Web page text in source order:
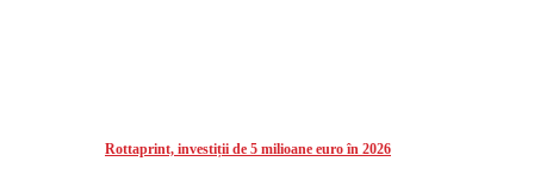
Rottaprint, investiții de 5 milioane euro în 2026